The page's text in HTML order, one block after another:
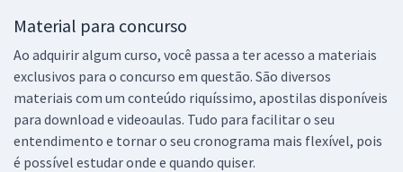
Material para concurso
Ao adquirir algum curso, você passa a ter acesso a materiais
exclusivos para o concurso em questão. São diversos
materiais com um conteúdo riquíssimo, apostilas disponíveis
para download e videoaulas. Tudo para facilitar o seu
entendimento e tornar o seu cronograma mais flexível, pois
é possível estudar onde e quando quiser.